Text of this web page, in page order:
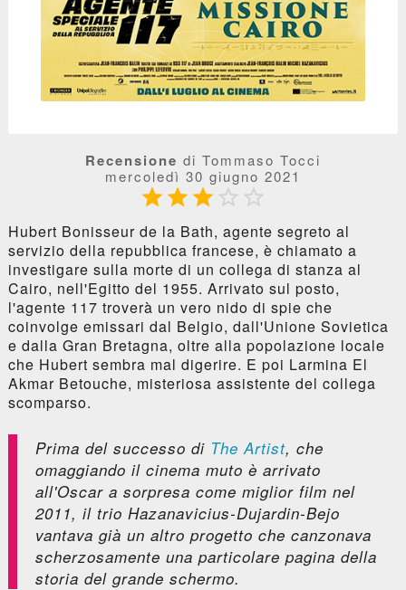
Recensione di Tommaso Tocci
mercoledì 30 giugno 2021
  
Hubert Bonisseur de la Bath, agente segreto al
servizio della repubblica francese, è chiamato a
investigare sulla morte di un collega di stanza al
Cairo, nell'Egitto del 1955. Arrivato sul posto,
l'agente 117 troverà un vero nido di spie che
coinvolge emissari dal Belgio, dall'Unione Sovietica
e dalla Gran Bretagna, oltre alla popolazione locale
che Hubert sembra mal digerire. E poi Larmina El
Akmar Betouche, misteriosa assistente del collega
scomparso.
Prima del successo di The Artist, che
omaggiando il cinema muto è arrivato
all'Oscar a sorpresa come miglior film nel
2011, il trio Hazanavicius-Dujardin-Bejo
vantava già un altro progetto che canzonava
scherzosamente una particolare pagina della
storia del grande schermo.